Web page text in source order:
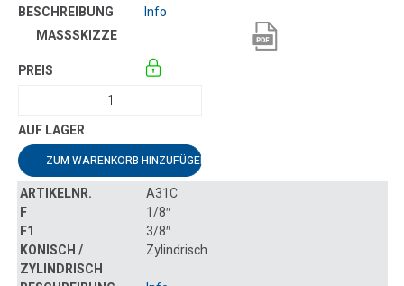
Info
ZUM WARENKORB HINZUFÜGEN
A31C
1/8″
3/8″
Zylindrisch